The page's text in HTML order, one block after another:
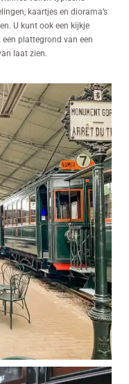
kaartjes en diorama’s
U kunt ook een kijkje
plattegrond van een
laat zien.